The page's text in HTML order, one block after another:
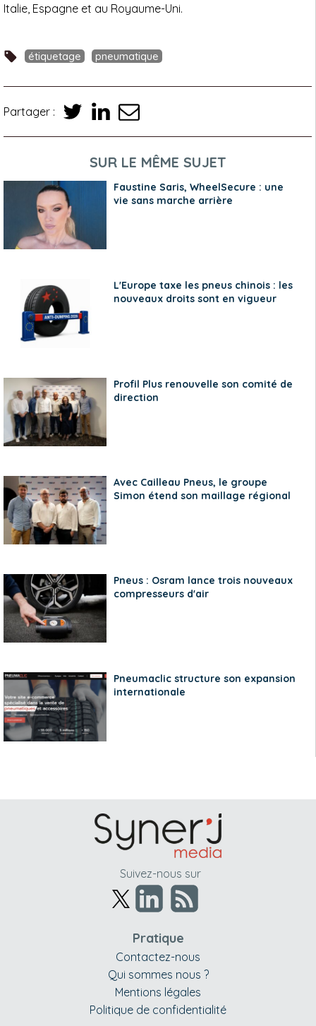
Italie, Espagne et au Royaume-Uni.
étiquetage pneumatique
Partager :
SUR LE MÊME SUJET
Faustine Saris, WheelSecure : une
vie sans marche arrière
L'Europe taxe les pneus chinois : les
nouveaux droits sont en vigueur
Profil Plus renouvelle son comité de
direction
Avec Cailleau Pneus, le groupe
Simon étend son maillage régional
Pneus : Osram lance trois nouveaux
compresseurs d'air
Pneumaclic structure son expansion
internationale
Suivez-nous sur
Pratique
Contactez-nous
Qui sommes nous ?
Mentions légales
Politique de confidentialité